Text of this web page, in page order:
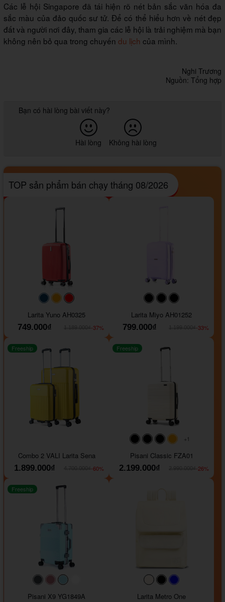
Các lễ hội Singapore đã tái hiện rõ nét bản sắc văn hóa đa
sắc màu của đảo quốc sư tử. Để có thể hiểu hơn về nét đẹp
đất và người nơi đây, tham gia các lễ hội là trải nghiệm mà bạn
không nên bỏ qua trong chuyến du lịch của mình.
Nghi Trương
Nguồn: Tổng hợp
Bạn có hài lòng bài viết này?
Hài lòng Không hài lòng
TOP sản phẩm bán chạy tháng 08/2026
#093f69#ffa500
Larita Yuno AH0325
749.000₫
-37%
#000000#000000
Larita Miyo AH01252
799.000₫
-33%
Freeship
Combo 2 VALI Larita Sena
1.899.000₫
-60%
#000000#000000
#000000
#ffa500
+1
Freeship
Pisani Classic FZA01
2.199.000₫
-26%
#40454a#b76e79
#9ad8e7
Freeship
Pisani X9 YG1849A
#faf0e6#000000
Larita Metro One